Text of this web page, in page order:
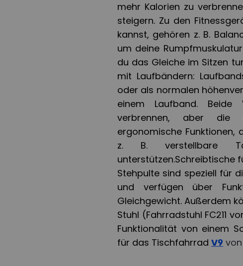
mehr Kalorien zu
steigern. Zu den
kannst, gehören z. B.
um deine
du das Gleiche im Sitzen
mit Laufbändern:
oder als normalen
einem Laufband. Beide
verbrennen, aber die
ergonomische Funktionen,
z. B. verstellbare
unterstützen.Schreibtische
Stehpulte sind speziell für
und verfügen über
Gleichgewicht. Außerdem
Stuhl (Fahrradstuhl FC211
Funktionalität von einem
für das Tischfahrrad V9